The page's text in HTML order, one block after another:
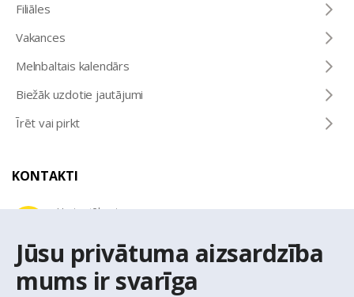
Jūsu privātuma aizsardzība
mums ir svarīga
Filiāles
Vakances
Melnbaltais kalendārs
Biežāk uzdotie jautājumi
Īrēt vai pirkt
KONTAKTI
Uzziņu tālrunis
E-pasta adrese
latio@latio.lv